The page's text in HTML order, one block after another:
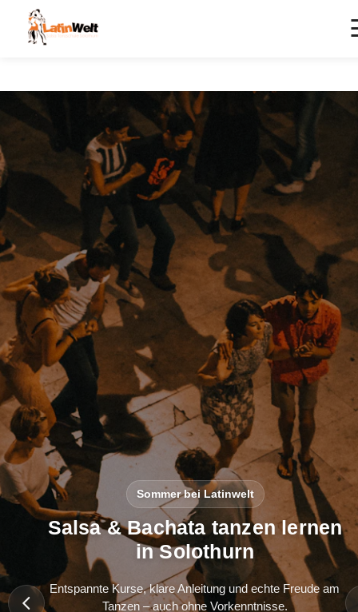
Sommer bei Latinwelt
Salsa & Bachata tanzen lernen
in Solothurn
Entspannte Kurse, klare Anleitung und echte Freude am
Tanzen – auch ohne Vorkenntnisse.